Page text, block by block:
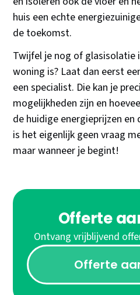
huis een echte
de toekomst.
Twijfel je nog of glasisolatie
woning is? Laat dan eerst
een specialist. Die kan je
mogelijkheden zijn en
de huidige energieprijzen en
is het eigenlijk geen vraag
maar wanneer je begint!
Offerte
Ontvang vrijblijvend
Offerte